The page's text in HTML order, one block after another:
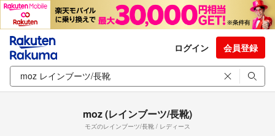
ログイン 会員登録
moz (レインブーツ/長靴)
モズのレインブーツ/長靴 / レディース